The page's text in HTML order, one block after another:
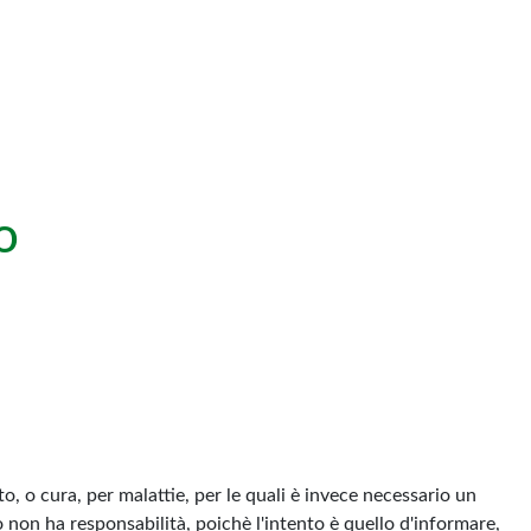
o cura, per malattie, per le quali è invece necessario un
ha responsabilità, poichè l'intento è quello d'informare,